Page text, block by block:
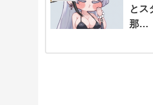
とス
那…